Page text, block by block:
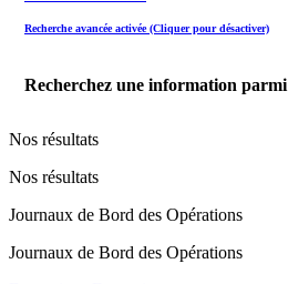
Recherche avancée activée (Cliquer pour désactiver)
Recherchez une information parmi
Nos résultats
Nos résultats
Journaux de Bord des Opérations
Journaux de Bord des Opérations